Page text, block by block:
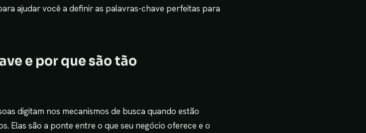
ajudar você a definir as palavras-chave perfeitas para
e por que são tão
digitam nos mecanismos de busca quando estão
Elas são a ponte entre o que seu negócio oferece e o